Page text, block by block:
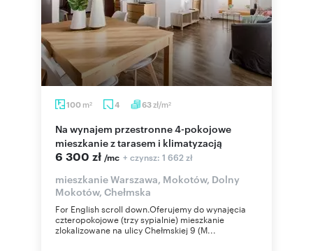
100 m2 4 63zł/m2
Na wynajem przestronne 4-pokojowe
mieszkanie z tarasem i klimatyzacją
6 300 zł /mc + czynsz: 1 662 zł
mieszkanie Warszawa, Mokotów, Dolny
Mokotów, Chełmska
For English scroll down.Oferujemy do wynajęcia
czteropokojowe (trzy sypialnie) mieszkanie
zlokalizowane na ulicy Chełmskiej 9 (M...